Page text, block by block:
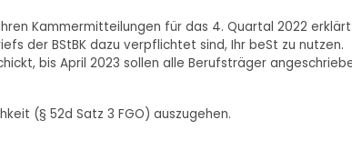
Kammermitteilungen für das 4. Quartal 2022
der BStBK dazu verpflichtet sind, Ihr beSt zu nutzen.
bis April 2023 sollen alle Berufsträger
(§ 52d Satz 3 FGO) auszugehen.